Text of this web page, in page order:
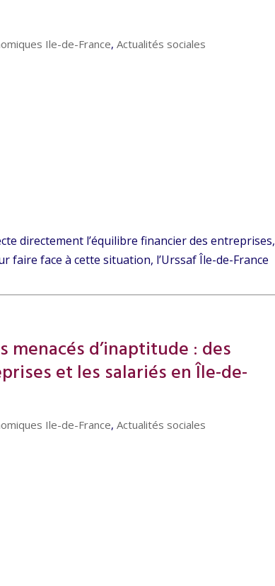
Ile-de-France,Actualités sociales
directement l’équilibre financier des entreprises,
faire face à cette situation, l’Urssaf Île-de-France
menacés d’inaptitude : des
et les salariés en Île-de-
Ile-de-France,Actualités sociales